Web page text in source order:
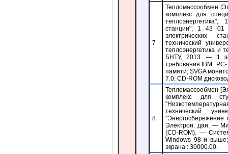
7
Тепломассообмен
комплекс для
станции", 1 43 01
электрических
технический
теплоэнергетика и
БНТУ, 2013. — 1
требования:IBM
памяти; SVGA
7.0; CD-ROM
8
Тепломассообмен
комплекс для
технический
"Энергосбережение
Электрон. дан. —
(CD-ROM). —
Windows 98 и
экрана : 30000.00.